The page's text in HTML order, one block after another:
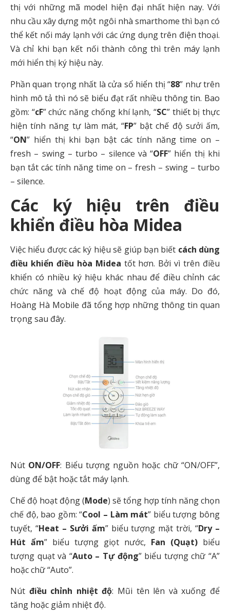
thị với những mã model hiện đại nhất hiện nay. Với
nhu cầu xây dựng một ngôi nhà smarthome thì bạn có
thể kết nối máy lạnh với các ứng dụng trên điện thoại.
Và chỉ khi bạn kết nối thành công thì trên máy lạnh
mới hiển thị ký hiệu này.
Phần quan trọng nhất là cửa sổ hiển thị “88” như trên
hình mô tả thì nó sẽ biểu đạt rất nhiều thông tin. Bao
gồm: “cF” chức năng chống khí lạnh, “SC” thiết bị thực
hiện tính năng tự làm mát, “FP” bật chế độ sưởi ấm,
“ON” hiển thị khi bạn bật các tính năng time on –
fresh – swing – turbo – silence và “OFF” hiển thị khi
bạn tắt các tính năng time on – fresh – swing – turbo
– silence.
Các ký hiệu trên điều
khiển điều hòa Midea
Việc hiểu được các ký hiệu sẽ giúp bạn biết cách dùng
điều khiển điều hòa Midea tốt hơn. Bởi vì trên điều
khiển có nhiều ký hiệu khác nhau để điều chỉnh các
chức năng và chế độ hoạt động của máy. Do đó,
Hoàng Hà Mobile đã tổng hợp những thông tin quan
trọng sau đây.
Nút ON/OFF: Biểu tượng nguồn hoặc chữ “ON/OFF”,
dùng để bật hoặc tắt máy lạnh.
Chế độ hoạt động (Mode) sẽ tổng hợp tính năng chọn
chế độ, bao gồm: “Cool – Làm mát” biểu tượng bông
tuyết, “Heat – Sưởi ấm” biểu tượng mặt trời, “Dry –
Hút ẩm” biểu tượng giọt nước, Fan (Quạt) biểu
tượng quạt và “Auto – Tự động” biểu tượng chữ “A”
hoặc chữ “Auto”.
Nút điều chỉnh nhiệt độ: Mũi tên lên và xuống để
tăng hoặc giảm nhiệt độ.